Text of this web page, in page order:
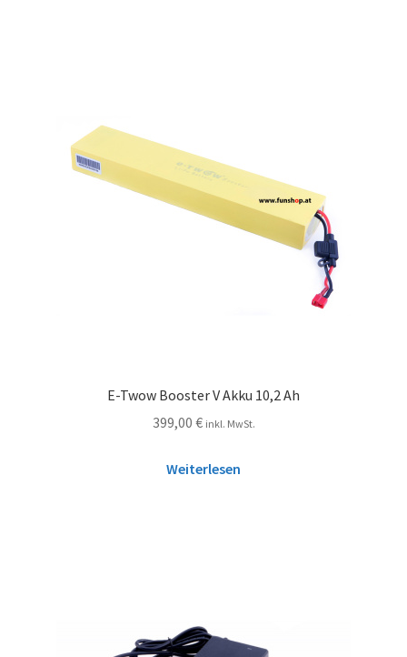
E-Twow Booster V Akku 10,2 Ah
399,00 € inkl. MwSt.
Weiterlesen